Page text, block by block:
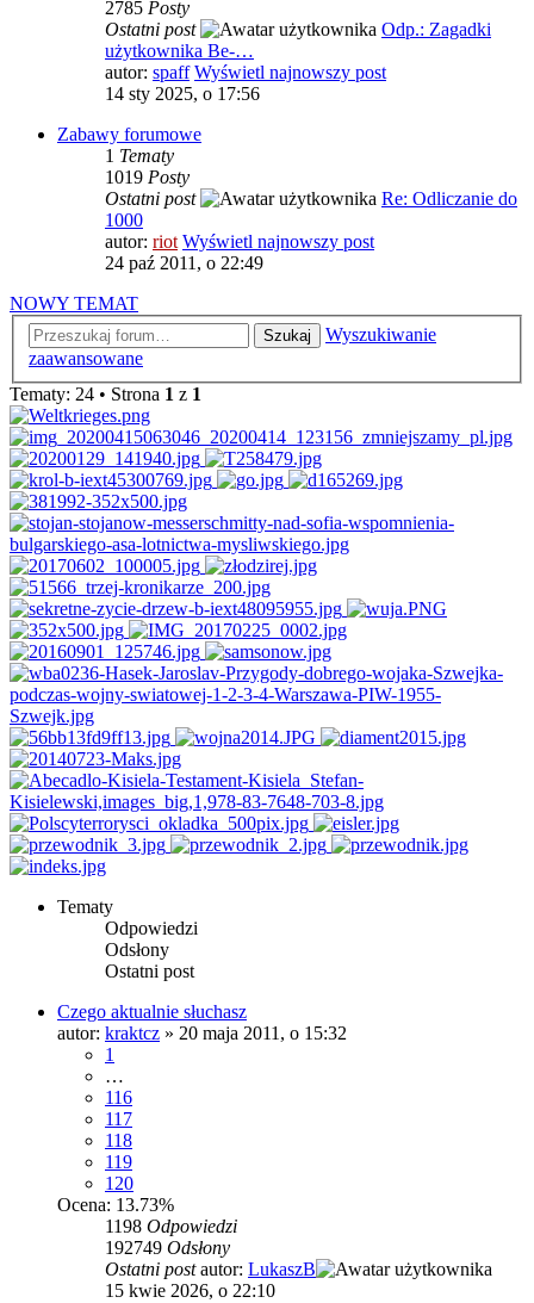
2785 Posty
Ostatni post
Odp.: Zagadki
użytkownika Be-…
autor: spaff Wyświetl najnowszy post
14 sty 2025, o 17:56
Zabawy forumowe
1 Tematy
1019 Posty
Ostatni post
Re: Odliczanie do
1000
autor: riot Wyświetl najnowszy post
24 paź 2011, o 22:49
NOWY TEMAT
Szukaj
Wyszukiwanie
zaawansowane
Tematy: 24 • Strona 1 z 1
Tematy
Odpowiedzi
Odsłony
Ostatni post
Czego aktualnie słuchasz
autor: kraktcz » 20 maja 2011, o 15:32
1
…
116
117
118
119
120
Ocena: 13.73%
1198 Odpowiedzi
192749 Odsłony
Ostatni postautor: LukaszB
15 kwie 2026, o 22:10